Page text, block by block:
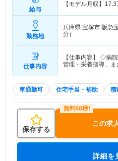
給与
【モデル月収】 17.3
勤務地
兵庫県 宝塚市 阪急
分）
仕事内容
【仕事内容】 ◇病
管理・栄養指導、
車通勤可 住宅手当・補助 積
保存する
この求
詳細を